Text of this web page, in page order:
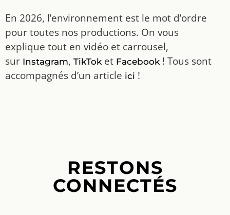
En 2026, l’environnement est le mot d’ordre
pour toutes nos productions. On vous
explique tout en vidéo et carrousel,
sur Instagram, TikToket Facebook! Tous sont
accompagnés d’un article ici !
RESTONS
CONNECTÉS